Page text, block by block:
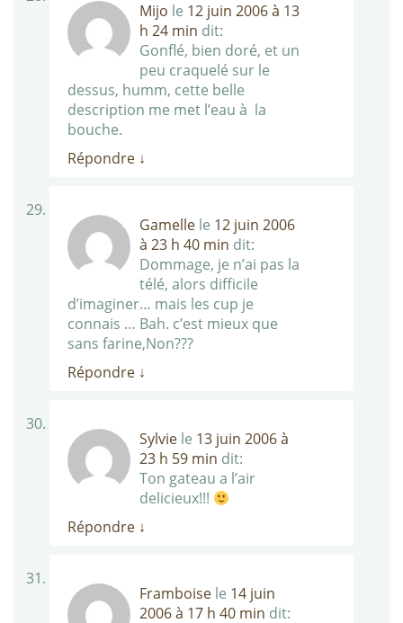
Mijo le 12 juin 2006 à 13
h 24 min dit:
Gonflé, bien doré, et un
peu craquelé sur le
dessus, humm, cette belle
description me met l’eau à la
bouche.
Répondre ↓
Gamelle le 12 juin 2006
à 23 h 40 min dit:
Dommage, je n’ai pas la
télé, alors difficile
d’imaginer… mais les cup je
connais … Bah. c’est mieux que
sans farine,Non???
Répondre ↓
Sylvie le 13 juin 2006 à
23 h 59 min dit:
Ton gateau a l’air
delicieux!!!
Répondre ↓
Framboise le 14 juin
2006 à 17 h 40 min dit: